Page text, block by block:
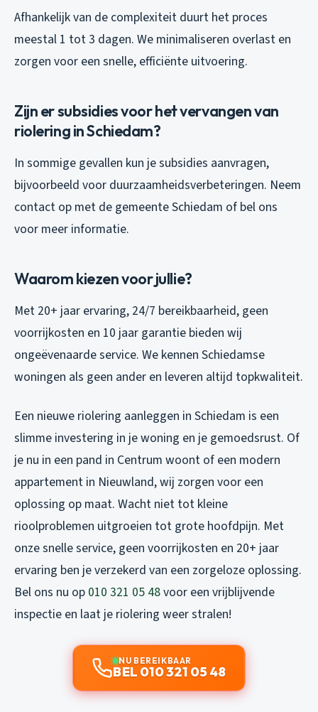
Afhankelijk van de complexiteit duurt het proces
meestal 1 tot 3 dagen. We minimaliseren overlast en
zorgen voor een snelle, efficiënte uitvoering.
Zijn er subsidies voor het vervangen van
riolering in Schiedam?
In sommige gevallen kun je subsidies aanvragen,
bijvoorbeeld voor duurzaamheidsverbeteringen. Neem
contact op met de gemeente Schiedam of bel ons
voor meer informatie.
Waarom kiezen voor jullie?
Met 20+ jaar ervaring, 24/7 bereikbaarheid, geen
voorrijkosten en 10 jaar garantie bieden wij
ongeëvenaarde service. We kennen Schiedamse
woningen als geen ander en leveren altijd topkwaliteit.
Een nieuwe riolering aanleggen in Schiedam is een
slimme investering in je woning en je gemoedsrust. Of
je nu in een pand in Centrum woont of een modern
appartement in Nieuwland, wij zorgen voor een
oplossing op maat. Wacht niet tot kleine
rioolproblemen uitgroeien tot grote hoofdpijn. Met
onze snelle service, geen voorrijkosten en 20+ jaar
ervaring ben je verzekerd van een zorgeloze oplossing.
Bel ons nu op 010 321 05 48voor een vrijblijvende
inspectie en laat je riolering weer stralen!
NU BEREIKBAAR
BEL 010 321 05 48